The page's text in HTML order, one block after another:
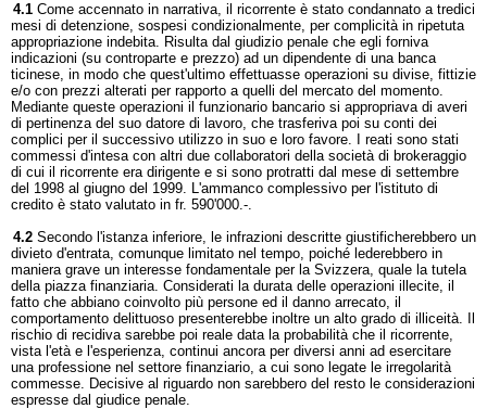
4.1 Come accennato in narrativa, il ricorrente è stato condannato a tredici
mesi di detenzione, sospesi condizionalmente, per complicità in ripetuta
appropriazione indebita. Risulta dal giudizio penale che egli forniva
indicazioni (su controparte e prezzo) ad un dipendente di una banca
ticinese, in modo che quest'ultimo effettuasse operazioni su divise, fittizie
e/o con prezzi alterati per rapporto a quelli del mercato del momento.
Mediante queste operazioni il funzionario bancario si appropriava di averi
di pertinenza del suo datore di lavoro, che trasferiva poi su conti dei
complici per il successivo utilizzo in suo e loro favore. I reati sono stati
commessi d'intesa con altri due collaboratori della società di brokeraggio
di cui il ricorrente era dirigente e si sono protratti dal mese di settembre
del 1998 al giugno del 1999. L'ammanco complessivo per l'istituto di
credito è stato valutato in fr. 590'000.-.
4.2 Secondo l'istanza inferiore, le infrazioni descritte giustificherebbero un
divieto d'entrata, comunque limitato nel tempo, poiché lederebbero in
maniera grave un interesse fondamentale per la Svizzera, quale la tutela
della piazza finanziaria. Considerati la durata delle operazioni illecite, il
fatto che abbiano coinvolto più persone ed il danno arrecato, il
comportamento delittuoso presenterebbe inoltre un alto grado di illiceità. Il
rischio di recidiva sarebbe poi reale data la probabilità che il ricorrente,
vista l'età e l'esperienza, continui ancora per diversi anni ad esercitare
una professione nel settore finanziario, a cui sono legate le irregolarità
commesse. Decisive al riguardo non sarebbero del resto le considerazioni
espresse dal giudice penale.